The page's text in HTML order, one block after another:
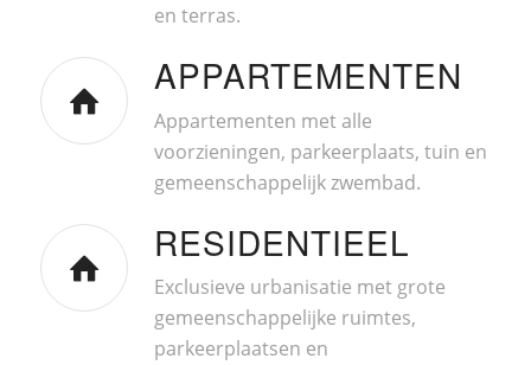
en terras.
APPARTEMENTEN
Appartementen met alle
voorzieningen, parkeerplaats, tuin en
gemeenschappelijk zwembad.
RESIDENTIEEL
Exclusieve urbanisatie met grote
gemeenschappelijke ruimtes,
parkeerplaatsen en